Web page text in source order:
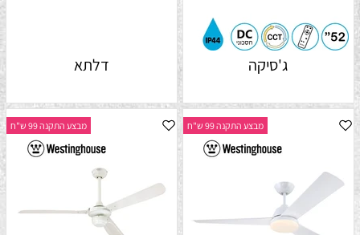
ג'סיקה דלתא
מבצע התקנה 99 ש"ח מבצע התקנה 99 ש"ח